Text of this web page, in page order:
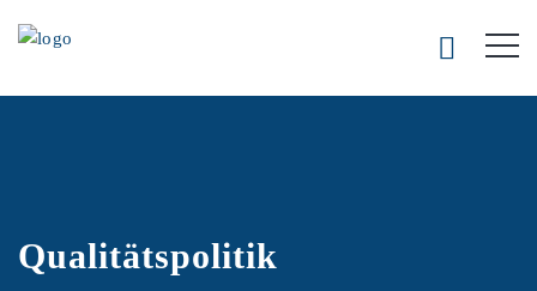
Qualitätspolitik